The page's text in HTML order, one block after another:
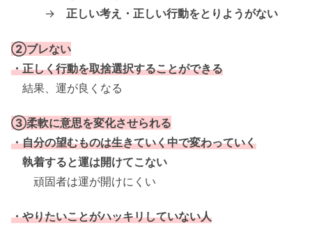
→ 正しい考え・正しい行動をとりようがない
②ブレない
・正しく行動を取捨選択することができる
結果、運が良くなる
③柔軟に意思を変化させられる
・自分の望むものは生きていく中で変わっていく
執着すると運は開けてこない
頑固者は運が開けにくい
・やりたいことがハッキリしていない人